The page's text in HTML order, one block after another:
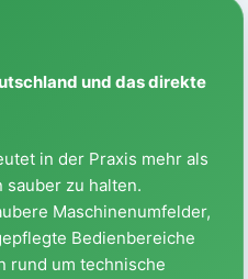
und das direkte
in der Praxis mehr als
zu halten.
Maschinenumfelder,
Bedienbereiche
rund um technische